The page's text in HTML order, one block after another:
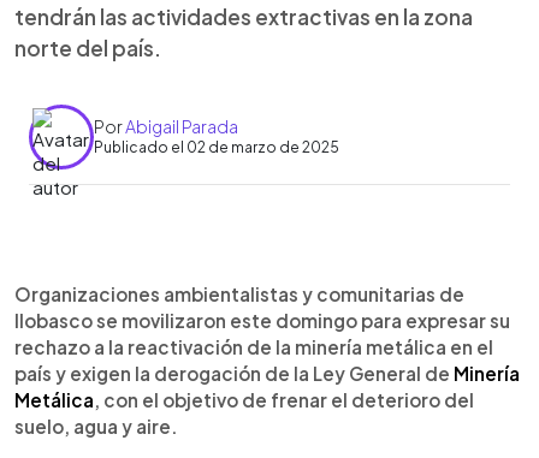
tendrán las actividades extractivas en la zona
norte del país.
PorAbigail Parada
Publicado el 02 de marzo de 2025
► Escuchar artículo
Organizaciones ambientalistas y comunitarias de
Ilobasco se movilizaron este domingo para expresar su
rechazo a la reactivación de la minería metálica en el
país y exigen la derogación de la Ley General de Minería
Metálica , con el objetivo de frenar el deterioro del
suelo, agua y aire.